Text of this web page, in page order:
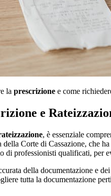
la prescrizione e come
e
, è essenziale
Corte di Cassazione,
di professionisti qualificati, per
della documentazione e
tutta la documentazione